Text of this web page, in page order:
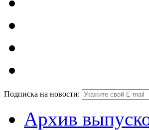
Подписка на новости:
Архив